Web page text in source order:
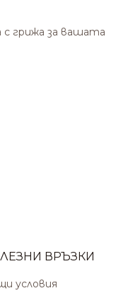
с грижа за вашата
ВРЪЗКИ
условия